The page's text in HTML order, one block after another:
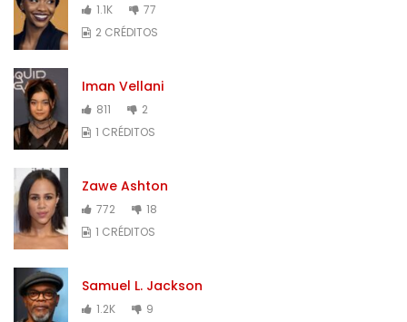
1.1K
77
2 CRÉDITOS
Iman Vellani
811
2
1 CRÉDITOS
Zawe Ashton
772
18
1 CRÉDITOS
Samuel L. Jackson
1.2K
9